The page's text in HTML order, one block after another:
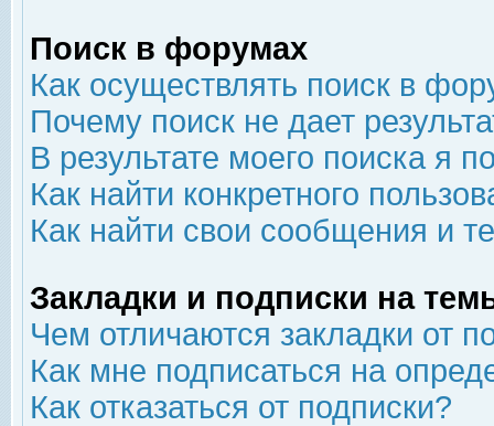
Поиск в форумах
Как осуществлять поиск в
Почему поиск не дает
В результате моего поиска я
Как найти конкретного
Как найти свои сообщения и
Закладки и подписки на
Чем отличаются закладки от
Как мне подписаться на
Как отказаться от подписки?